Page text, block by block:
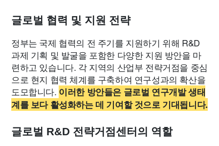
글로벌 협력 및 지원 전략
정부는 국제 협력의 전 주기를 지원하기 위해 R&D
과제 기획 및 발굴을 포함한 다양한 지원 방안을 마
련하고 있습니다. 각 지역의 산업부 전략거점을 중심
으로 현지 협력 체계를 구축하여 연구성과의 확산을
도모합니다. 이러한 방안들은 글로벌 연구개발 생태
계를 보다 활성화하는 데 기여할 것으로 기대됩니다.
글로벌 R&D 전략거점센터의 역할